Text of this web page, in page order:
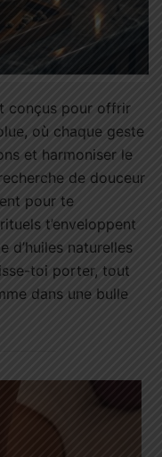
conçus pour offrir
où chaque geste
et harmoniser le
de douceur
pour te
t’enveloppent
d’huiles naturelles
toi porter, tout
dans une bulle